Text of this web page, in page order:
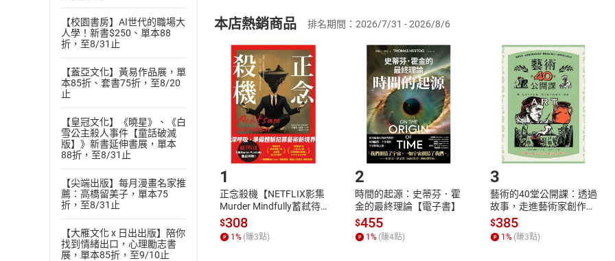
【校園書房】AI世代的職場大
人學！新書$250、單本88
折，至8/31止
【蓋亞文化】黃易作品展，單
本85折、套書75折，至8/20
止
【皇冠文化】《曉星》、《白
雪公主殺人事件【童話破滅
版】》新書延伸書展，單本
88折，至8/31止
【尖端出版】每月漫畫名家推
薦：高橋留美子，單本75
折，至8/31止
【大雁文化 x 日出出版】陪你
找到情緒出口，心理勵志書
展，單本85折，至9/10止
(二)消費者訂購本店鋪之商品即代表知悉本店鋪所銷售之商品為電子書，
且已下載/存取電子書，不得請求退貨退款。
退貨方式：您欲取消訂單或辦理退貨時，請登入樂天市場，並於「我的訂單
貨」，本店鋪將依您的申請進行審核，待審核通過後將為您辦理退款事宜。
請注意，樂天市場須以整筆訂單為單位進行取消/退貨，恕無法以單支商品取
挑選商品
Choose
放入購物車
Shopping cart
登入帳號
Login
購書後，如何開始使用？
Step1.選擇閱讀載具 Step2.登入
本店熱銷商品 排名期間：2026/7/31 - 2026/8/6
1
正念殺機【NETFLIX影集
Murder Mindfully蓄弒待
發】【電子書】
$308
1% (賺3點)
2
時間的起源：史蒂芬．霍
金的最終理論【電子書】
$455
1% (賺4點)
3
藝術的40堂公開課：透過
故事，走進藝術家創作現
場，看藝術如何誕生、如
何形塑人類生活【電子
書】
$385
1% (賺3點)